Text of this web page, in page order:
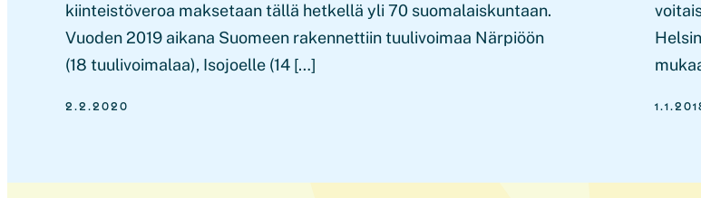
kiinteistöveroa maksetaan tällä hetkellä yli 70 suomalaiskuntaan.
Vuoden 2019 aikana Suomeen rakennettiin tuulivoimaa Närpiöön
(18 tuulivoimalaa), Isojoelle (14 […]
2.2.2020